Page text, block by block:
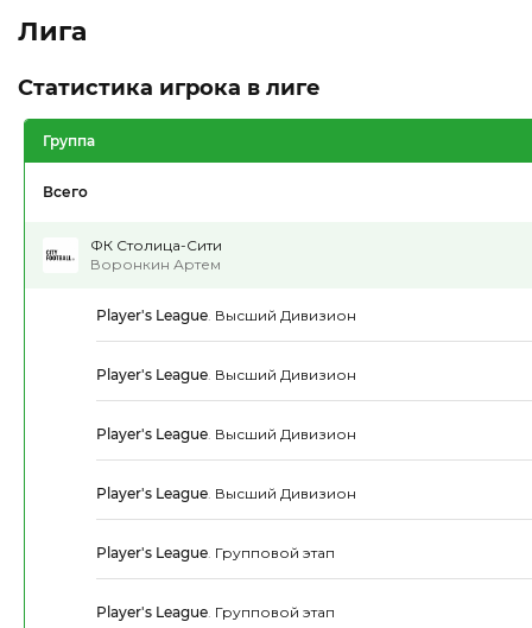
Лига
Статистика игрока в лиге
Группа
Всего
ФК Столица-Сити
Воронкин Артем
Player's League. Высший Дивизион
Player's League. Высший Дивизион
Player's League. Высший Дивизион
Player's League. Высший Дивизион
Player's League. Групповой этап
Player's League. Групповой этап